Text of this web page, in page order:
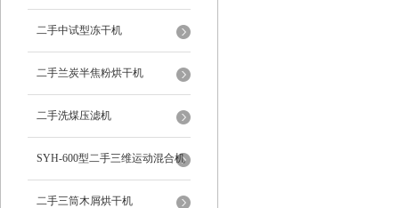
二手中试型冻干机
二手兰炭半焦粉烘干机
二手洗煤压滤机
SYH-600型二手三维运动混合机
二手三筒木屑烘干机